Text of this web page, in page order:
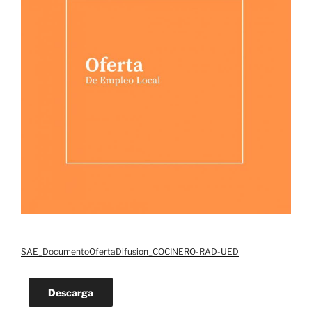
SAE_DocumentoOfertaDifusion_COCINERO-RAD-UED
Descarga